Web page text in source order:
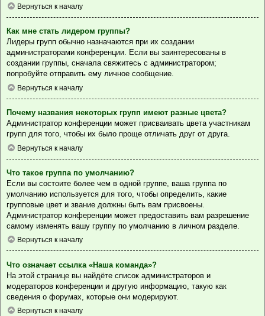
Вернуться к началу
Как мне стать лидером группы?
Лидеры групп обычно назначаются при их создании
администраторами конференции. Если вы заинтересованы в
создании группы, сначала свяжитесь с администратором;
попробуйте отправить ему личное сообщение.
Вернуться к началу
Почему названия некоторых групп имеют разные цвета?
Администратор конференции может присваивать цвета участникам
групп для того, чтобы их было проще отличать друг от друга.
Вернуться к началу
Что такое группа по умолчанию?
Если вы состоите более чем в одной группе, ваша группа по
умолчанию используется для того, чтобы определить, какие
групповые цвет и звание должны быть вам присвоены.
Администратор конференции может предоставить вам разрешение
самому изменять вашу группу по умолчанию в личном разделе.
Вернуться к началу
Что означает ссылка «Наша команда»?
На этой странице вы найдёте список администраторов и
модераторов конференции и другую информацию, такую как
сведения о форумах, которые они модерируют.
Вернуться к началу